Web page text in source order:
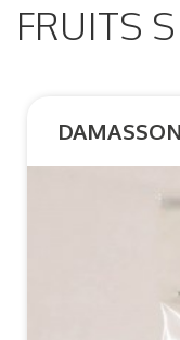
FRUITS